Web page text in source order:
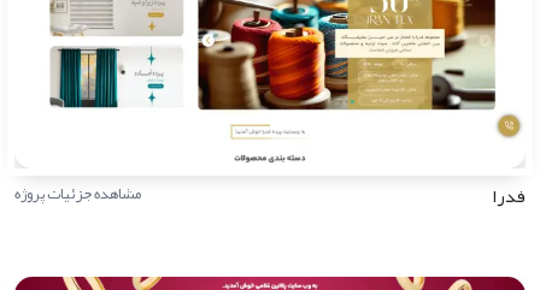
فدرا مشاهده جزئیات پروژه